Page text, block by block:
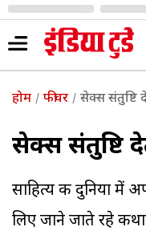
होम फीचर सेक्स संतुष्टि
सेक्स संतुष्टि
साहित्य की दुनिया
लिए जाने जाते रहे